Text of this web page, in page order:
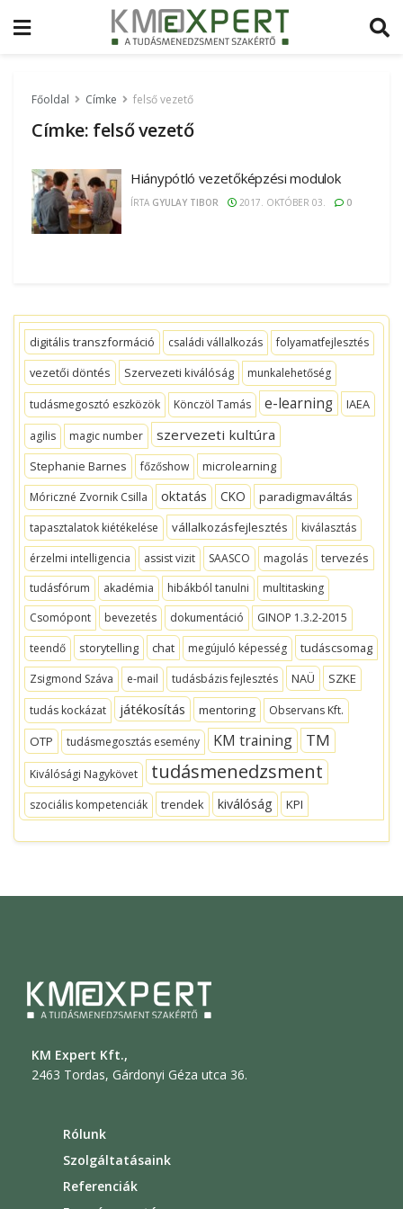
Főoldal Címke felső vezető
Címke: felső vezető
Hiánypótló vezetőképzési modulok
ÍRTA GYULAY TIBOR 2017. OKTÓBER 03. 0
digitális transzformáció családi vállalkozás folyamatfejlesztés
vezetői döntés Szervezeti kiválóság munkalehetőség
tudásmegosztó eszközök Könczöl Tamás e-learning IAEA
agilis magic number szervezeti kultúra
Stephanie Barnes főzőshow microlearning
Móriczné Zvornik Csilla oktatás CKO paradigmaváltás
tapasztalatok kiétékelése vállalkozásfejlesztés
kiválasztás
érzelmi intelligencia
assist vizit SAASCO magolás tervezés
tudásfórum akadémia hibákból tanulni
multitasking
Csomópont
bevezetés dokumentáció
GINOP 1.3.2-2015
teendő
storytelling chat megújuló képesség tudáscsomag
Zsigmond Száva e-mail tudásbázis fejlesztés NAÜ SZKE
tudás kockázat játékosítás mentoring Observans Kft.
OTP tudásmegosztás esemény KM training TM
Kiválósági Nagykövet tudásmenedzsment
szociális kompetenciák trendek kiválóság KPI
KM Expert Kft.,
2463 Tordas, Gárdonyi Géza utca 36.
Rólunk
Szolgáltatásaink
Referenciák